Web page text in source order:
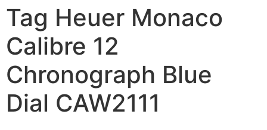
Tag Heuer ⁠Monaco
Calibre 12
Chronograph Blue
Dial CAW2111